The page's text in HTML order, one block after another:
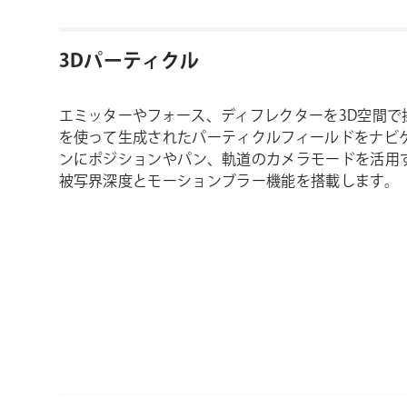
3Dパーティクル
エミッターやフォース、ディフレクターを3D空間
を使って生成されたパーティクルフィールドをナ
ンにポジションやパン、軌道のカメラモードを活
被写界深度とモーションブラー機能を搭載します。